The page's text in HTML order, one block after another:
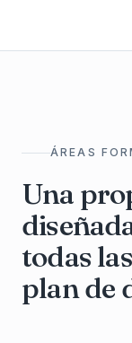
ÁREAS
Una
todas
plan de